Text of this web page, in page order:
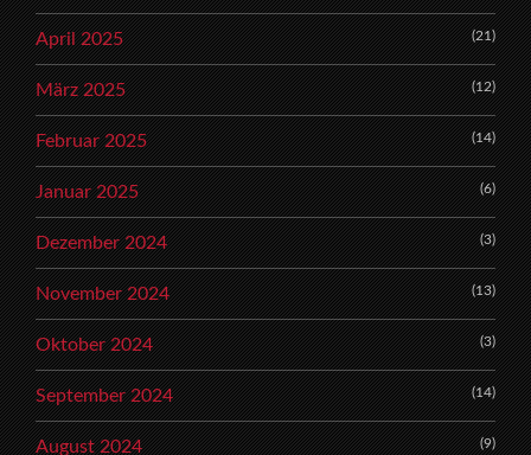
April 2025 (21)
März 2025 (12)
Februar 2025 (14)
Januar 2025 (6)
Dezember 2024 (3)
November 2024 (13)
Oktober 2024 (3)
September 2024 (14)
August 2024 (9)